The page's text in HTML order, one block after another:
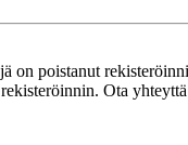
on poistanut
Ota